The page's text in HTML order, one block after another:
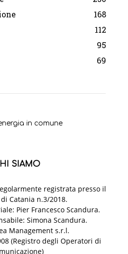
168
112
95
69
SIAMO
registrata presso il
Catania n.3/2018.
Pier Francesco Scandura.
Simona Scandura.
Management s.r.l.
(Registro degli Operatori di